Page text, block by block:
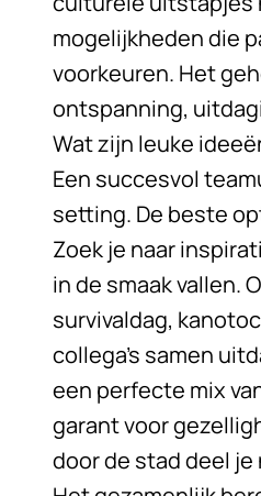
mogelijkheden die
voorkeuren. Het
ontspanning,
Wat zijn leuke
Een succesvol
setting. De beste
Zoek je naar
in de smaak vallen.
survivaldag,
collega’s samen
een perfecte mix
garant voor
door de stad deel